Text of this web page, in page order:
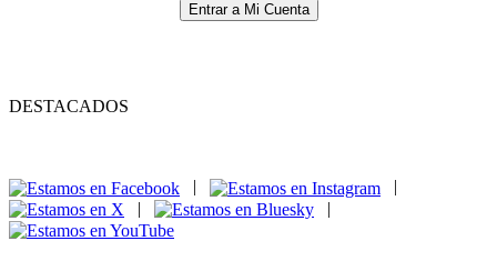
Entrar a Mi Cuenta
DESTACADOS
|
|
|
|